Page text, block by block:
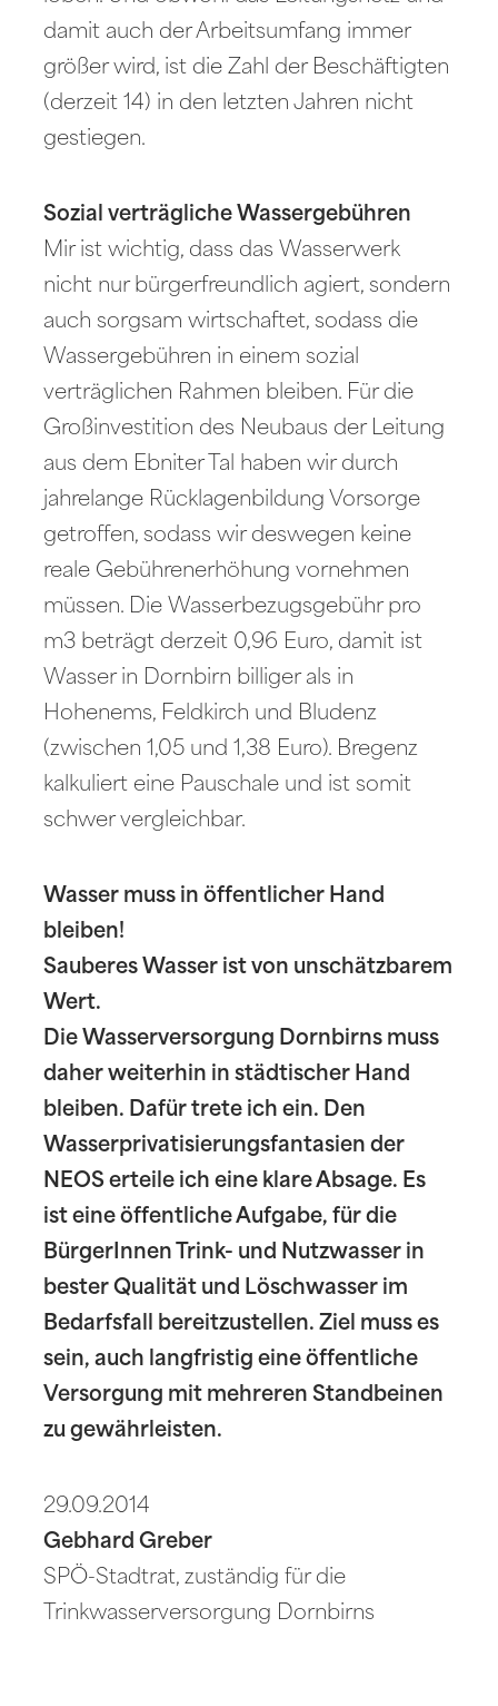
damit auch der Arbeitsumfang immer
größer wird, ist die Zahl der Beschäftigten
(derzeit 14) in den letzten Jahren nicht
gestiegen.
Sozial verträgliche Wassergebühren
Mir ist wichtig, dass das Wasserwerk
nicht nur bürgerfreundlich agiert, sondern
auch sorgsam wirtschaftet, sodass die
Wassergebühren in einem sozial
verträglichen Rahmen bleiben. Für die
Großinvestition des Neubaus der Leitung
aus dem Ebniter Tal haben wir durch
jahrelange Rücklagenbildung Vorsorge
getroffen, sodass wir deswegen keine
reale Gebührenerhöhung vornehmen
müssen. Die Wasserbezugsgebühr pro
m3 beträgt derzeit 0,96 Euro, damit ist
Wasser in Dornbirn billiger als in
Hohenems, Feldkirch und Bludenz
(zwischen 1,05 und 1,38 Euro). Bregenz
kalkuliert eine Pauschale und ist somit
schwer vergleichbar.
Wasser muss in öffentlicher Hand
bleiben!
Sauberes Wasser ist von unschätzbarem
Wert.
Die Wasserversorgung Dornbirns muss
daher weiterhin in städtischer Hand
bleiben. Dafür trete ich ein. Den
Wasserprivatisierungsfantasien der
NEOS erteile ich eine klare Absage. Es
ist eine öffentliche Aufgabe, für die
BürgerInnen Trink- und Nutzwasser in
bester Qualität und Löschwasser im
Bedarfsfall bereitzustellen. Ziel muss es
sein, auch langfristig eine öffentliche
Versorgung mit mehreren Standbeinen
zu gewährleisten.
29.09.2014
Gebhard Greber
SPÖ-Stadtrat, zuständig für die
Trinkwasserversorgung Dornbirns